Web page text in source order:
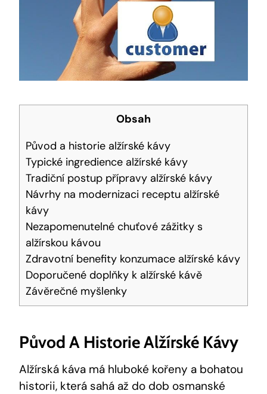
Obsah
Původ a historie alžírské kávy
Typické ingredience alžírské kávy
Tradiční postup přípravy alžírské kávy
Návrhy na modernizaci receptu alžírské
kávy
Nezapomenutelné chuťové zážitky s
alžírskou kávou
Zdravotní benefity konzumace alžírské kávy
Doporučené doplňky k alžírské kávě
Závěrečné myšlenky
Původ A Historie Alžírské Kávy
Alžírská káva má hluboké kořeny a bohatou
historii, která sahá až do dob osmanské